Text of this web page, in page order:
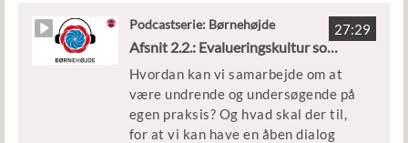
Vært
Trine Beckett, journalist og
kommunikationsrådgiver
Rundhøj fortælle om, hvordan
pædagogiske aktivi-teter og lege,
som fx ”jobsamtalen” blev skabt og
udviklet på børnenes initiativ og i
dag spiller ind i Rundhøjs
evalueringskultur.
27:29
Podcastserie: Børnehøjde
Afsnit 2.2.: Evalueringskultur som samarbejdskultur
Hvordan kan vi samarbejde om at
være undrende og undersøgende på
egen praksis? Og hvad skal der til,
for at vi kan have en åben dialog